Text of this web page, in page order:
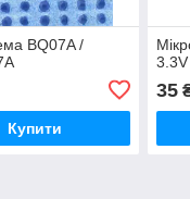
BQ07A /
Купити
3.3V
35